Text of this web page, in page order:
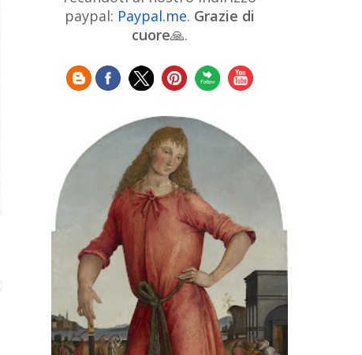
Chinese Art Christie's
Claude
Cleveland Museum of Art
ArtCzech ArtistDanish Art Digital
Art Dutch Art Édouard Manet
Expressionism
Fauve Art Filipino
Finnish Art Flemish Art
French Art Frick Collection
Galleria
Borghese
GAM Milano GAM Torino
Genre painter Georgian Art
German Art Getty Museum Greek
Guatemalan Artist
Henri Matisse
Hermitage Museum Hungarian Art
Impressionism Art
Indian
Indonesian art Iranian Art Irish
Art
Israeli Art Italian Art
Japanese Art
Jewish Art
paypal: Paypal.me. Grazie di
cuore🙏.